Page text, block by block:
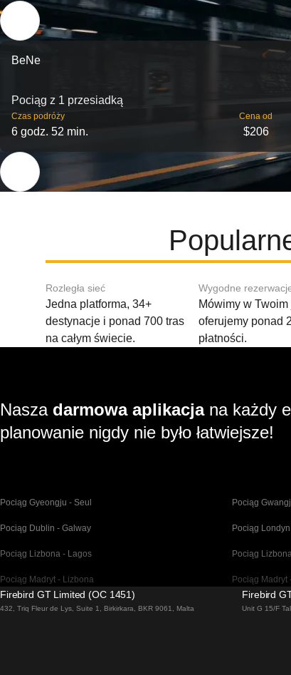
BeNe
Pociąg z 1 przesiadką
Czas podróży
6 godz. 52 min.
Cena od
$206
Rozległa sieć
Jedna platforma, 34+
destynacje i ponad 700 tras
na całym świecie.
Wygodne
Mówimy w Twoim
oferujemy ponad
płatności.
Nasza darmowa aplikacjana każdy
planowanie nigdy nie było łatwiejsze!
Pociąg Gyeongju - Seul Pociąg
Pociąg Dublin - Galway Pociąg
Pociąg Lizbona - Lagos Pociąg
Pociąg Madryt - Lizbona Pociąg Madryt
Pociąg Malaga - Madryt Pociąg
Firebird GT Limited (OC 1451)
432, Triq Fleur de Lys, Suite 1, Birkirkara, BKR 9061, Malta
Firebird
Unit G 15/F